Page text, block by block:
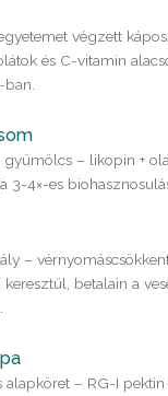
végzett
és C-vitamin
– likopin +
3-4×-es
–
keresztül, betalain a
alapköret – RG-I pektin